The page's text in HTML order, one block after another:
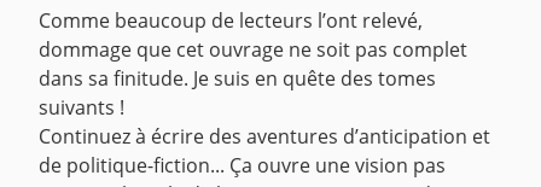
Comme beaucoup de lecteurs l’ont relevé,
dommage que cet ouvrage ne soit pas complet
dans sa finitude. Je suis en quête des tomes
suivants !
Continuez à écrire des aventures d’anticipation et
de politique-fiction... Ça ouvre une vision pas